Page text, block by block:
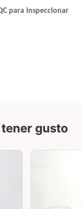
para inspeccionar
gusto